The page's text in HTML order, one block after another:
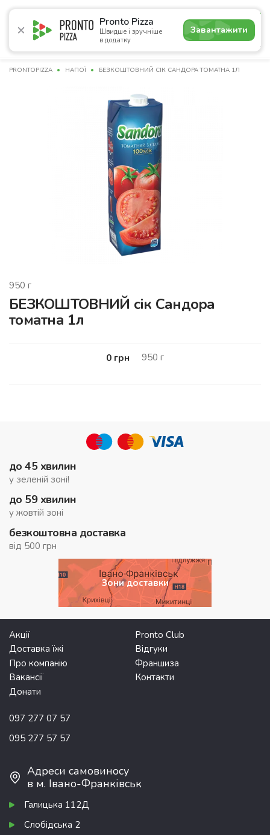
Pronto Pizza
Швидше і зручніше
в додатку
Завантажити
4.9
Акції Піца Суші Сети Сніданки
PRONTOPIZZA НАПОЇ БЕЗКОШТОВНИЙ СІК САНДОРА ТОМАТНА 1Л
950 г
БЕЗКОШТОВНИЙ сік Сандора
томатна 1л
0 грн 950 г
до 45 хвилин
у зеленій зоні!
до 59 хвилин
у жовтій зоні
безкоштовна доставка
від 500 грн
Зони доставки
Акції
Pronto Club
Доставка їжі
Відгуки
Про компанію
Франшиза
Вакансії
Контакти
Донати
097 277 07 57
095 277 57 57
Адреси самовиносу
в м. Івано-Франківськ
Галицька 112Д
Слобідська 2